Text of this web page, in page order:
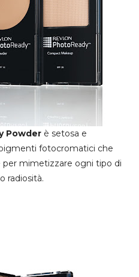
Powder è setosa e
fotocromatici che
mimetizzare ogni tipo di
radiosità.